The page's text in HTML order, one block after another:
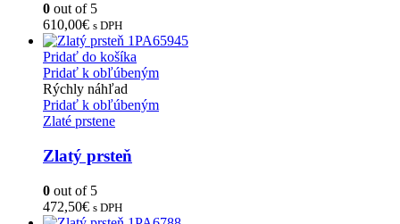
0 out of 5
610,00€ s DPH
Pridať do košíka
Pridať k obľúbeným
Rýchly náhľad
Pridať k obľúbeným
Zlaté prstene
Zlatý prsteň
0 out of 5
472,50€ s DPH